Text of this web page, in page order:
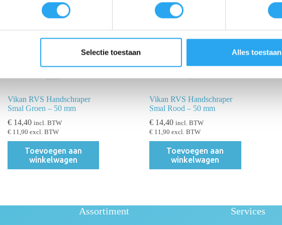
Selectie toestaan Alles toestaan
Vikan RVS Handschraper
Smal Groen – 50 mm
€ 14,40 incl. BTW
€ 11,90 excl. BTW
Toevoegen aan
winkelwagen
Vikan RVS Handschraper
Smal Rood – 50 mm
€ 14,40 incl. BTW
€ 11,90 excl. BTW
Toevoegen aan
winkelwagen
Assortiment Services